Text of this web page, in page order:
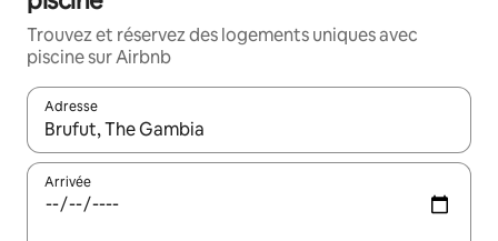
Trouvez et réservez des logements uniques avec
piscine sur Airbnb
Adresse
Lorsque les résultats s'affichent, utilisez les flèches vers le
Arrivée